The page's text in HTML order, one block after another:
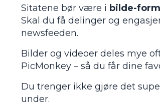
Sitatene bør være i bilde-
Skal du få delinger og
newsfeeden.
Bilder og videoer deles mye
PicMonkey – så du får dine
Du trenger ikke gjøre det
under.